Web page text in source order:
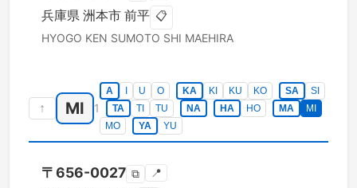
兵庫県 洲本市 前平 📋
HYOGO KEN SUMOTO SHI MAEHIRA
↑ MI 1
A U O KA KI KU KO SA
SI
TA
TI TU NA HA HO MA
MI
MO
YA YU
〒656-0027 ⧉ 📍